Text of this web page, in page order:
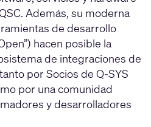
Además, su moderna
de desarrollo
hacen posible la
de integraciones de
por Socios de Q-SYS
por una comunidad
y desarrolladores